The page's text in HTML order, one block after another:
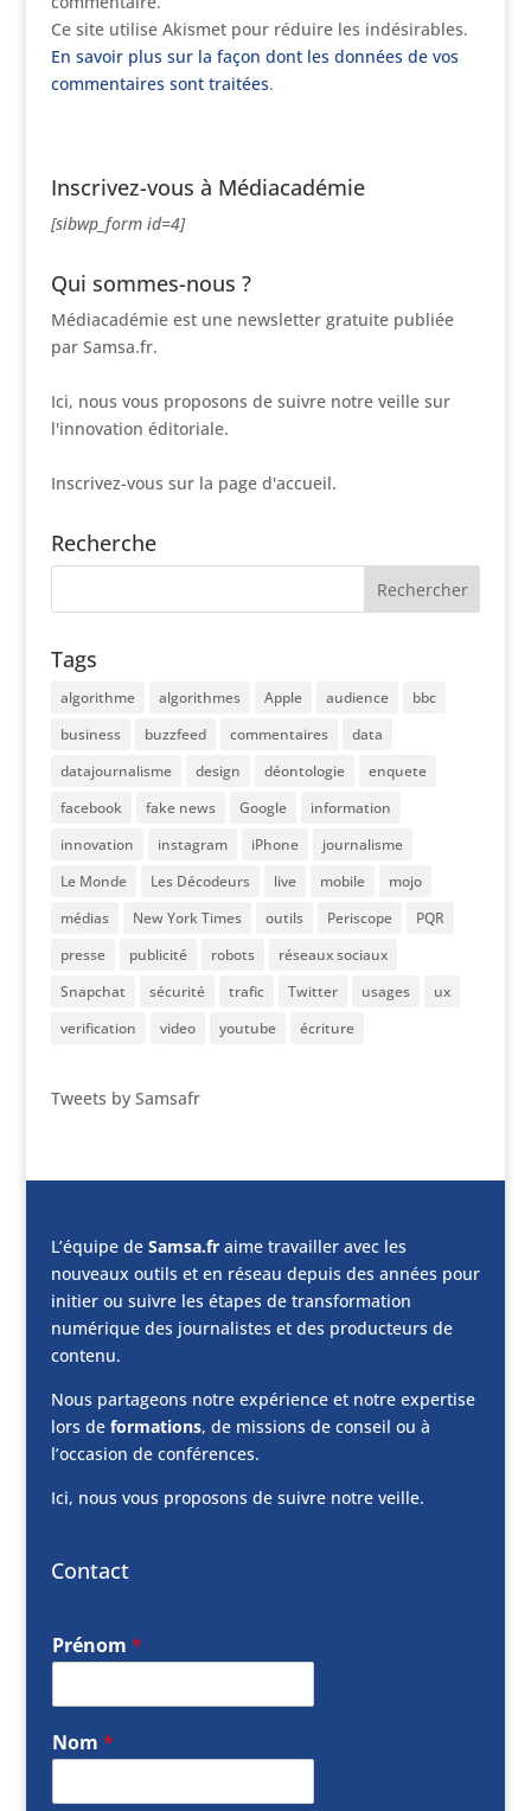
Ce site utilise Akismet pour réduire les indésirables.
En savoir plus sur la façon dont les données de vos
commentaires sont traitées.
Inscrivez-vous à Médiacadémie
[sibwp_form id=4]
Qui sommes-nous ?
Médiacadémie est une newsletter gratuite publiée
par Samsa.fr.
Ici, nous vous proposons de suivre notre veille sur
l'innovation éditoriale.
Inscrivez-vous sur la page d'accueil.
Recherche
Tags
algorithme algorithmes Apple audience
bbc
business
buzzfeed commentaires
data
datajournalisme
design déontologie
enquete
facebook
fake news Google
information
innovation
instagram iPhone
journalisme
Le Monde
Les Décodeurs live mobile
mojo
médias
New York Times outils Periscope
PQR
presse
publicité robots
réseaux sociaux
Snapchat
sécurité trafic Twitter usages
ux
verification
video youtube écriture
Tweets by Samsafr
L’équipe de Samsa.fraime travailler avec les
nouveaux outils et en réseau depuis des années pour
initier ou suivre les étapes de transformation
numérique des journalistes et des producteurs de
contenu.
Nous partageons notre expérience et notre expertise
lors de formations, de missions de conseil ou à
l’occasion de conférences.
Ici, nous vous proposons de suivre notre veille.
Contact
Prénom *
Nom *